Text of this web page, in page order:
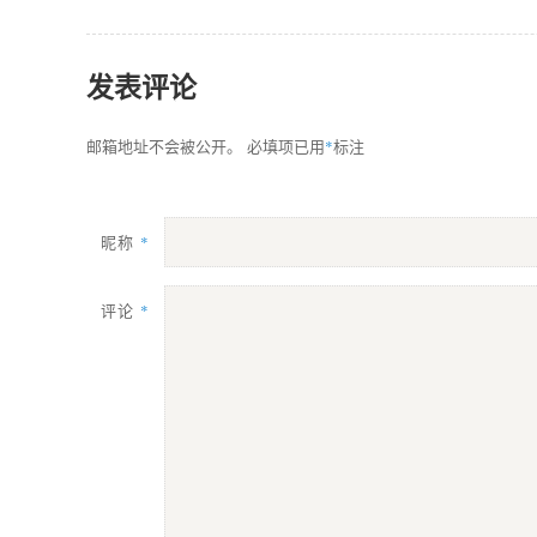
发表评论
邮箱地址不会被公开。 必填项已用*标注
昵称 *
评论 *